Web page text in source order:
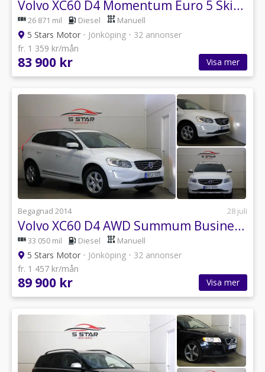
Volvo XC60 D4 Momentum Euro 5 Skinn | Drag | GPS | P-sesnor
26 871 mil Diesel Manuell
5 Stars Motor • Jönköping • 32 annonser
fr. 1 359 kr/mån
83 900 kr Visa mer
Begagnad 2014 28 juli
Volvo XC60 D4 AWD Summum BusinessEditionPro Panorama Drag GPS
33 050 mil Diesel Manuell
5 Stars Motor • Jönköping • 32 annonser
fr. 1 457 kr/mån
89 900 kr Visa mer